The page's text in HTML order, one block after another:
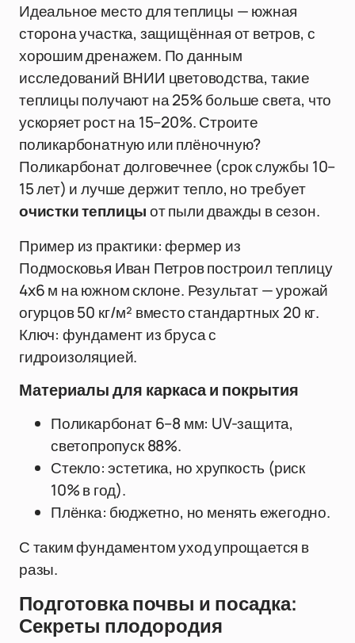
Идеальное место для теплицы — южная
сторона участка, защищённая от ветров, с
хорошим дренажем. По данным
исследований ВНИИ цветоводства, такие
теплицы получают на 25% больше света, что
ускоряет рост на 15–20%. Строите
поликарбонатную или плёночную?
Поликарбонат долговечнее (срок службы 10–
15 лет) и лучше держит тепло, но требует
очистки теплицыот пыли дважды в сезон.
Пример из практики: фермер из
Подмосковья Иван Петров построил теплицу
4x6 м на южном склоне. Результат — урожай
огурцов 50 кг/м² вместо стандартных 20 кг.
Ключ: фундамент из бруса с
гидроизоляцией.
Материалы для каркаса и покрытия
Поликарбонат 6–8 мм: UV-защита,
светопропуск 88%.
Стекло: эстетика, но хрупкость (риск
10% в год).
Плёнка: бюджетно, но менять ежегодно.
С таким фундаментом уход упрощается в
разы.
Подготовка почвы и посадка:
Секреты плодородия